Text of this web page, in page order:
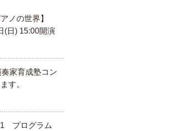
ノの世界】
(日) 15:00開演
家育成塾コン
す。
プログラム